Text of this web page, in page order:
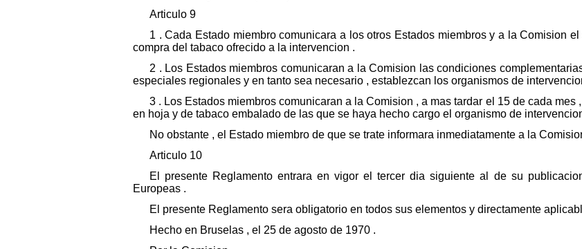
Articulo 9
1 . Cada Estado miembro comunicara a los otros Estados miembros y a la Comision
compra del tabaco ofrecido a la intervencion .
2 . Los Estados miembros comunicaran a la Comision las condiciones
especiales regionales y en tanto sea necesario , establezcan los organismos de
3 . Los Estados miembros comunicaran a la Comision , a mas tardar el 15 de cada
en hoja y de tabaco embalado de las que se haya hecho cargo el organismo de
No obstante , el Estado miembro de que se trate informara inmediatamente a la
Articulo 10
El presente Reglamento entrara en vigor el tercer dia siguiente al de su
Europeas .
El presente Reglamento sera obligatorio en todos sus elementos y directamente
Hecho en Bruselas , el 25 de agosto de 1970 .